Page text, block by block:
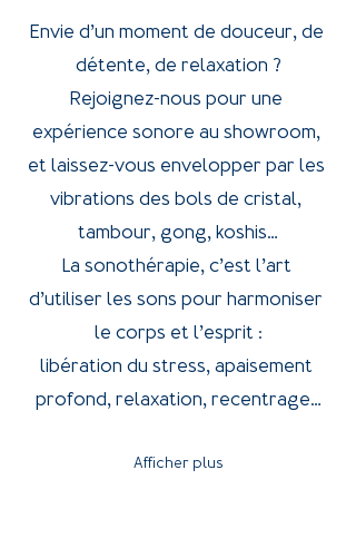
Envie d’un moment de douceur, de
détente, de relaxation ?
Rejoignez-nous pour une
expérience sonore au showroom,
et laissez-vous envelopper par les
vibrations des bols de cristal,
tambour, gong, koshis…
La sonothérapie, c’est l’art
d’utiliser les sons pour harmoniser
le corps et l’esprit :
libération du stress, apaisement
profond, relaxation, recentrage…
Afficher plus